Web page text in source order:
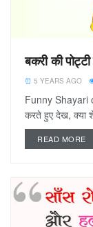
बकरी की
5 YEARS AGO
Funny Shayari
करते हुए देख, क्या
READ MORE